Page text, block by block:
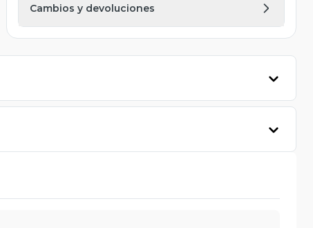
Cambios y devoluciones